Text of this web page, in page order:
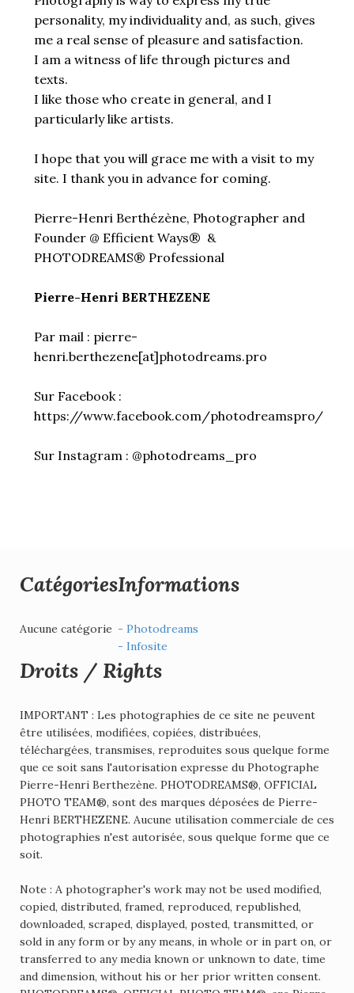
personality, my individuality and, as such, gives
me a real sense of pleasure and satisfaction.
I am a witness of life through pictures and
texts.
I like those who create in general, and I
particularly like artists.
I hope that you will grace me with a visit to my
site. I thank you in advance for coming.
Pierre-Henri Berthézène, Photographer and
Founder @ Efficient Ways® &
PHOTODREAMS® Professional
Pierre-Henri BERTHEZENE
Par mail : pierre-
henri.berthezene[at]photodreams.pro
Sur Facebook :
https://www.facebook.com/photodreamspro/
Sur Instagram : @photodreams_pro
Catégories
Aucune catégorie
Informations
- Photodreams
- Infosite
Droits / Rights
IMPORTANT : Les photographies de ce site ne peuvent
être utilisées, modifiées, copiées, distribuées,
téléchargées, transmises, reproduites sous quelque forme
que ce soit sans l'autorisation expresse du Photographe
Pierre-Henri Berthezène. PHOTODREAMS®, OFFICIAL
PHOTO TEAM®, sont des marques déposées de Pierre-
Henri BERTHEZENE. Aucune utilisation commerciale de ces
photographies n'est autorisée, sous quelque forme que ce
soit.
Note : A photographer's work may not be used modified,
copied, distributed, framed, reproduced, republished,
downloaded, scraped, displayed, posted, transmitted, or
sold in any form or by any means, in whole or in part on, or
transferred to any media known or unknown to date, time
and dimension, without his or her prior written consent.